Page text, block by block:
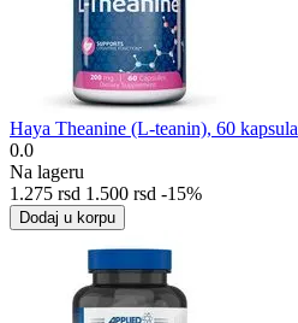
Haya Theanine (L-teanin), 60 kapsula
0.0
Na lageru
1.275 rsd 1.500 rsd -15%
Dodaj u korpu